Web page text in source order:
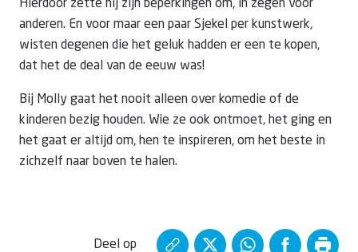
Hierdoor zette hij zijn beperkingen om, in zegen voor
anderen. En voor maar een paar Sjekel per kunstwerk,
wisten degenen die het geluk hadden er een te kopen,
dat het de deal van de eeuw was!
Bij Molly gaat het nooit alleen over komedie of de
kinderen bezig houden. Wie ze ook ontmoet, het ging en
het gaat er altijd om, hen te inspireren, om het beste in
zichzelf naar boven te halen.
Deel op